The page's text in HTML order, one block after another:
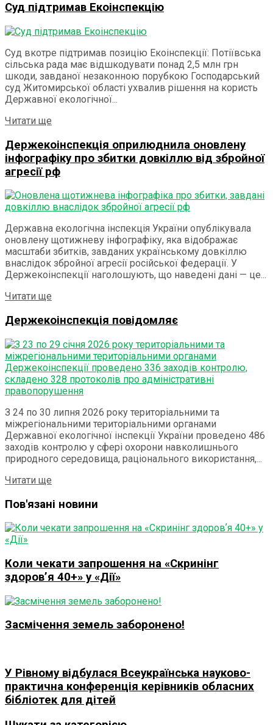
Суд підтримав Екоінспекцію
Суд вкотре підтримав позицію Екоінспекції: Потіївська
сільська рада має відшкодувати понад 2,5 млн грн
шкоди, завданої незаконною порубкою Господарський
суд Житомирської області ухвалив рішення на користь
Державної екологічної...
Читати ще
Держекоінспекція оприлюднила оновлену
інфографіку про збитки довкіллю від збройної
агресії рф
Державна екологічна інспекція України опублікувала
оновлену щотижневу інфографіку, яка відображає
масштаби збитків, завданих українському довкіллю
внаслідок збройної агресії російської федерації. У
Держекоінспекції наголошують, що наведені дані — це...
Читати ще
Держекоінспекція повідомляє
З 24 по 30 липня 2026 року територіальними та
міжрегіональними територіальними органами
Державної екологічної інспекції України проведено 486
заходів контролю у сфері охорони навколишнього
природного середовища, раціонального використання,...
Читати ще
Пов'язані новини
Коли чекати запрошення на «Скринінг
здоровʼя 40+» у «Дії»
Засмічення земель заборонено!
У Рівному відбулася Всеукраїнська науково-
практична конференція керівників обласних
бібліотек для дітей